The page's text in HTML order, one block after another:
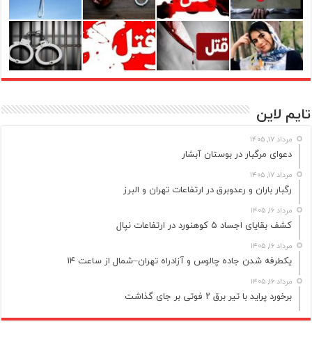
تایم لاین
مرداد ۱۷, ۱۴۰۵
دعوای مرگبار در بوستان آبشار
مرداد ۱۷, ۱۴۰۵
رگبار باران و رعدوبرق در ارتفاعات تهران و البرز
مرداد ۱۶, ۱۴۰۵
کشف بقایای اجساد ۵ کوهنورد در ارتفاعات نپال
مرداد ۱۶, ۱۴۰۵
یکطرفه شدن جاده چالوس و آزادراه تهران–شمال از ساعت ۱۴
مرداد ۱۶, ۱۴۰۵
برخورد پراید با تیر برق ۲ فوتی بر جای گذاشت